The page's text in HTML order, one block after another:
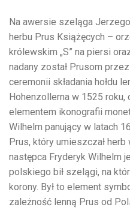
Na awersie szeląga
herbu Prus Książęcych –
królewskim „S” na piersi
nadany został Prusom
ceremonii składania hołdu
Hohenzollerna w 1525 roku,
elementem ikonografii
Wilhelm panujący w latach
Prus, który umieszczał
następca Fryderyk Wilhelm
polskiego bił szelągi, na
korony. Był to element
zależność lenną Prus od